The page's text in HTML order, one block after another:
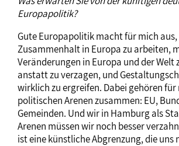
Europapolitik?
Gute Europapolitik macht für mich
Zusammenhalt in Europa zu arbeiten,
Veränderungen in Europa und der Welt
anstatt zu verzagen, und
wirklich zu ergreifen. Dabei gehören
politischen Arenen zusammen: EU,
Gemeinden. Und wir in Hamburg als
Arenen müssen wir noch besser
ist eine künstliche Abgrenzung, die